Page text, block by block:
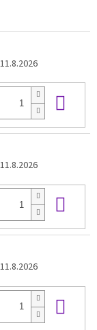
11.8.2026
11.8.2026
11.8.2026